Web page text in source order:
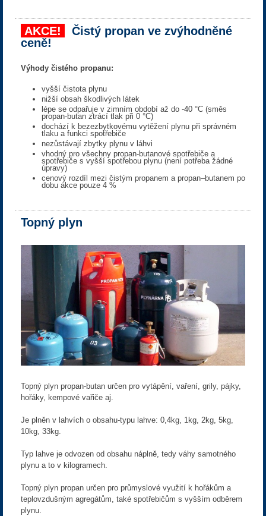
AKCE!
Čistý propan ve zvýhodněné
ceně!
Výhody čistého propanu:
vyšší čistota plynu
nižší obsah škodlivých látek
lépe se odpařuje v zimním období až do -40 °C (směs
propan-butan ztrácí tlak při 0 °C)
dochází k bezezbytkovému vytěžení plynu při správném
tlaku a funkci spotřebiče
nezůstávají zbytky plynu v láhvi
vhodný pro všechny propan-butanové spotřebiče a
spotřebiče s vyšší spotřebou plynu (není potřeba žádné
úpravy)
cenový rozdíl mezi čistým propanem a propan–butanem po
dobu akce pouze 4 %
Topný plyn
Topný plyn propan-butan určen pro vytápění, vaření, grily, pájky,
hořáky, kempové vařiče aj.
Je plněn v lahvích o obsahu-typu lahve: 0,4kg, 1kg, 2kg, 5kg,
10kg, 33kg.
Typ lahve je odvozen od obsahu náplně, tedy váhy samotného
plynu a to v kilogramech.
Topný plyn propan určen pro průmyslové využití k hořákům a
teplovzdušným agregátům, také spotřebičům s vyšším odběrem
plynu.